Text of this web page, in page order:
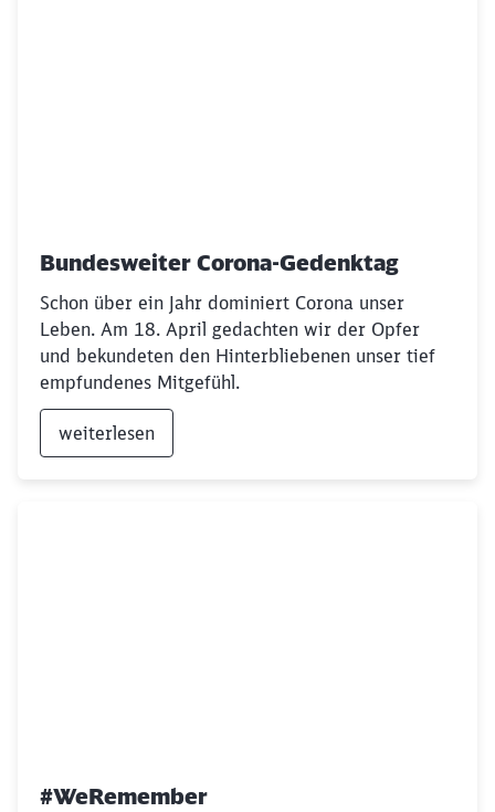
Bundesweiter Corona-Gedenktag
Schon über ein Jahr dominiert Corona unser
Leben. Am 18. April gedachten wir der Opfer
und bekundeten den Hinterbliebenen unser tief
empfundenes Mitgefühl.
weiterlesen
#WeRemember